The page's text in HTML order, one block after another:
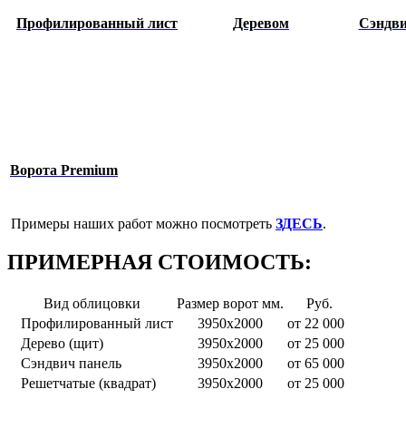
Профилированный лист Деревом
Ворота Premium
Примеры наших работ можно посмотреть ЗДЕСЬ.
ПРИМЕРНАЯ СТОИМОСТЬ:
Вид облицовки Размер ворот мм.
Руб.
Профилированный лист
3950х2000
от 22 000
Дерево (щит)
3950х2000
от 25 000
Сэндвич панель
3950х2000
от 65 000
Решетчатые (квадрат)
3950х2000 от 25 000